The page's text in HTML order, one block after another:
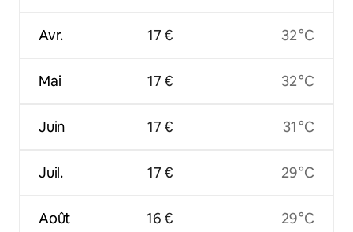
Avr.
Mai
Juin
Juil.
Août
17 €
17 €
17 €
17 €
16 €
32 °C
32 °C
31 °C
29 °C
29 °C